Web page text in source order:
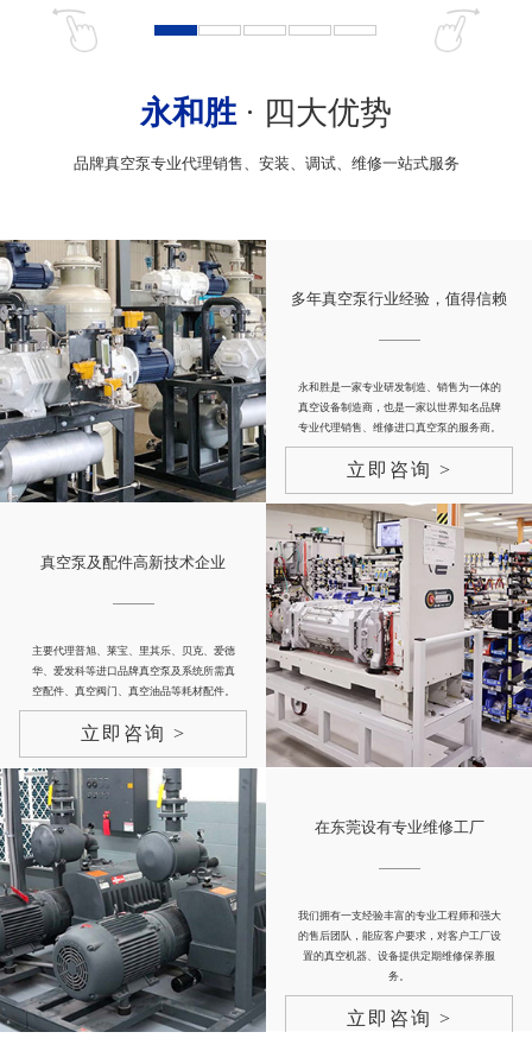
永和胜· 四大优势
品牌真空泵专业代理销售、安装、调试、维修一站式服务
多年真空泵行业经验，值得信赖
永和胜是一家专业研发制造、销售为一体的
真空设备制造商，也是一家以世界知名品牌
专业代理销售、维修进口真空泵的服务商。
立即咨询 >
真空泵及配件高新技术企业
主要代理普旭、莱宝、里其乐、贝克、爱德
华、爱发科等进口品牌真空泵及系统所需真
空配件、真空阀门、真空油品等耗材配件。
立即咨询 >
在东莞设有专业维修工厂
我们拥有一支经验丰富的专业工程师和强大
的售后团队，能应客户要求，对客户工厂设
置的真空机器、设备提供定期维修保养服
务。
立即咨询 >